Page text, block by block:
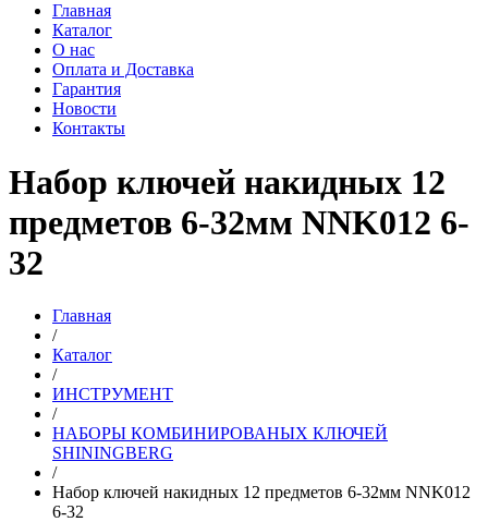
Главная
Каталог
О нас
Оплата и Доставка
Гарантия
Новости
Контакты
Набор ключей накидных 12
предметов 6-32мм NNK012 6-
32
Главная
/
Каталог
/
ИНСТРУМЕНТ
/
НАБОРЫ КОМБИНИРОВАНЫХ КЛЮЧЕЙ
SHININGBERG
/
Набор ключей накидных 12 предметов 6-32мм NNK012
6-32